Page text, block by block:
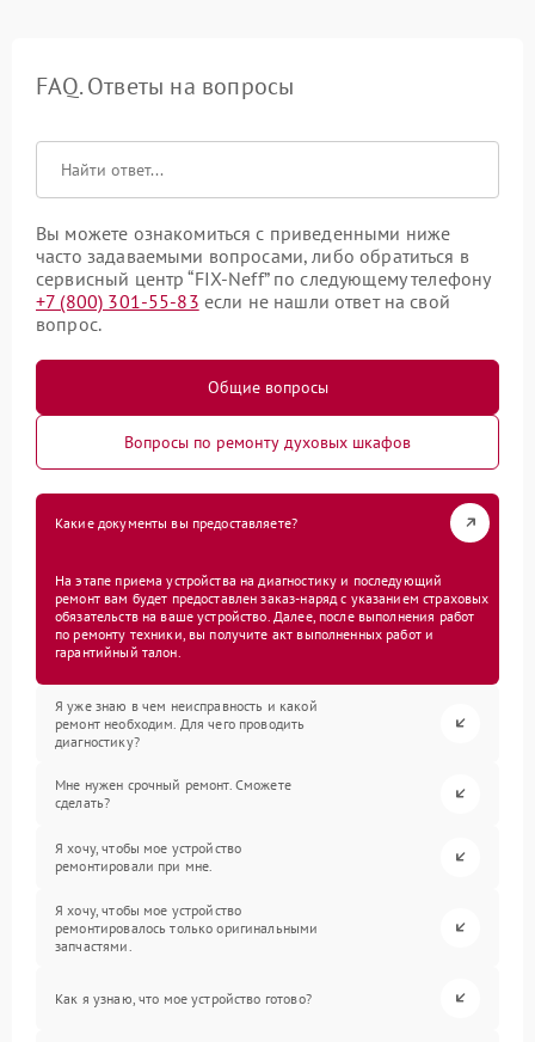
FAQ. Ответы на вопросы
Вы можете ознакомиться с приведенными ниже
часто задаваемыми вопросами, либо обратиться в
сервисный центр “FIX-Neff” по следующему телефону
+7 (800) 301-55-83 если не нашли ответ на свой
вопрос.
Общие вопросы
Вопросы по ремонту духовых шкафов
Какие документы вы предоставляете?
На этапе приема устройства на диагностику и последующий
ремонт вам будет предоставлен заказ-наряд с указанием страховых
обязательств на ваше устройство. Далее, после выполнения работ
по ремонту техники, вы получите акт выполненных работ и
гарантийный талон.
Я уже знаю в чем неисправность и какой
ремонт необходим. Для чего проводить
диагностику?
Мне нужен срочный ремонт. Сможете
сделать?
Я хочу, чтобы мое устройство
ремонтировали при мне.
Я хочу, чтобы мое устройство
ремонтировалось только оригинальными
запчастями.
Как я узнаю, что мое устройство готово?